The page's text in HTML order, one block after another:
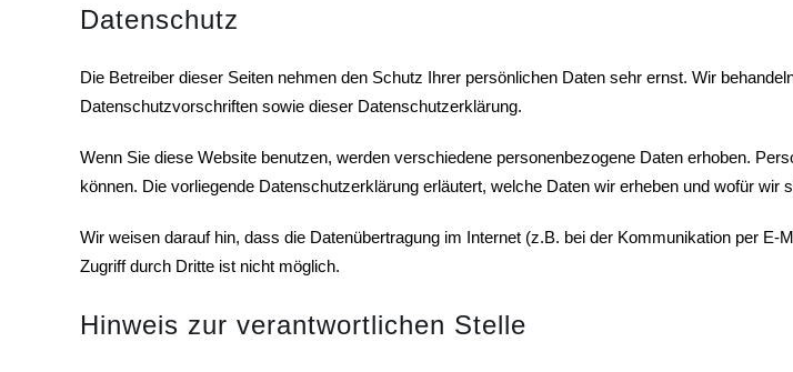
Datenschutz
Die Betreiber dieser Seiten nehmen den Schutz Ihrer persönlichen Daten sehr ernst. Wir
Datenschutzvorschriften sowie dieser Datenschutzerklärung.
Wenn Sie diese Website benutzen, werden verschiedene personenbezogene Daten erhoben.
können. Die vorliegende Datenschutzerklärung erläutert, welche Daten wir erheben und wofür
Wir weisen darauf hin, dass die Datenübertragung im Internet (z.B. bei der Kommunikation per
Zugriff durch Dritte ist nicht möglich.
Hinweis zur verantwortlichen Stelle